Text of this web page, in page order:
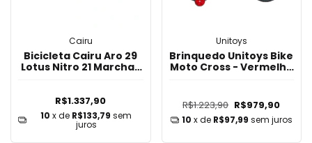
Cairu
Bicicleta Cairu Aro 29
Lotus Nitro 21 Marchas
R$1.337,90
10 x de R$133,79 sem
juros
Unitoys
Brinquedo Unitoys Bike
Moto Cross - Vermelha
R$1.223,90 R$979,90
10 x de R$97,99 sem juros